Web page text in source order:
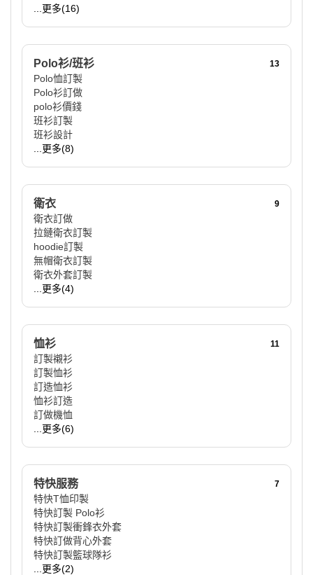
...更多(16)
Polo衫/班衫 13
Polo恤訂製
Polo衫訂做
polo衫價錢
班衫訂製
班衫設計
...更多(8)
衛衣 9
衛衣訂做
拉鏈衛衣訂製
hoodie訂製
無帽衛衣訂製
衛衣外套訂製
...更多(4)
恤衫 11
訂製襯衫
訂製恤衫
訂造恤衫
恤衫訂造
訂做機恤
...更多(6)
特快服務 7
特快T恤印製
特快訂製 Polo衫
特快訂製衝鋒衣外套
特快訂做背心外套
特快訂製籃球隊衫
...更多(2)